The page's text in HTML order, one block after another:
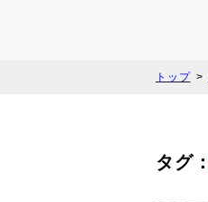
トップ
タグ：